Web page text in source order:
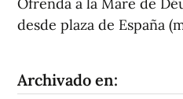
Ofrenda a la Mare de
desde plaza de España
Archivado en: